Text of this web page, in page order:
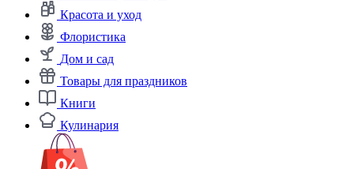
Красота и уход
Флористика
Дом и сад
Товары для праздников
Книги
Кулинария